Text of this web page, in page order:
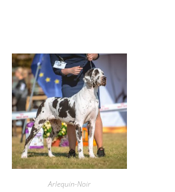
Arlequin-Noir